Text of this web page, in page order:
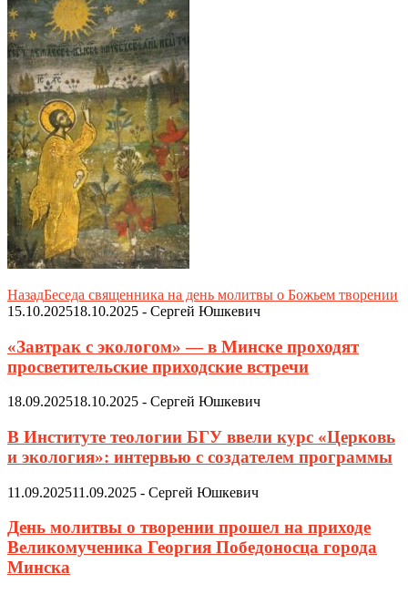
НазадБеседа священника на день молитвы о Божьем творении
15.10.202518.10.2025 - Сергей Юшкевич
«Завтрак с экологом» — в Минске проходят
просветительские приходские встречи
18.09.202518.10.2025 - Сергей Юшкевич
В Институте теологии БГУ ввели курс «Церковь
и экология»: интервью с создателем программы
11.09.202511.09.2025 - Сергей Юшкевич
День молитвы о творении прошел на приходе
Великомученика Георгия Победоносца города
Минска